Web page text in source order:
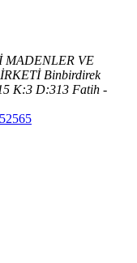
MADENLER VE
Binbirdirek
K:3 D:313 Fatih -